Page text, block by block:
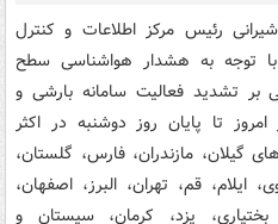
رئیس مرکز اطلاعات و کنترل
توجه به هشدار هواشناسی سطح
مبنی بر تشدید فعالیت سامانه بارشی و
تا پایان روز دوشنبه در اکثر
گیلان، مازندران، فارس، گلستان،
ایلام، قم، تهران، البرز، اصفهان،
یزد، کرمان، سیستان و